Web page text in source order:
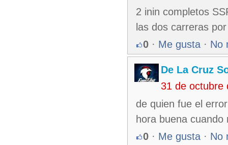
2 inin completos
las dos carreras
0 · Me gusta · No
De La Cruz
31 de octubre
de quien fue el
hora buena
0 · Me gusta · No